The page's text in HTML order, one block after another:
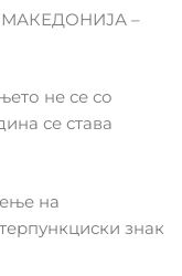
–
не се со
се става
на
знак